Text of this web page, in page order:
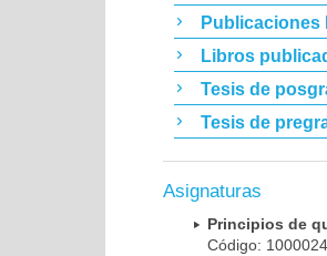
Publicaciones
Libros
Tesis de
Tesis de
Asignaturas
Principios de
Código: